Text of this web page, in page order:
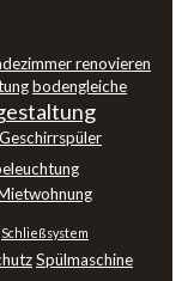
renovieren
bodengleiche
Geschirrspüler
Schließsystem
Spülmaschine